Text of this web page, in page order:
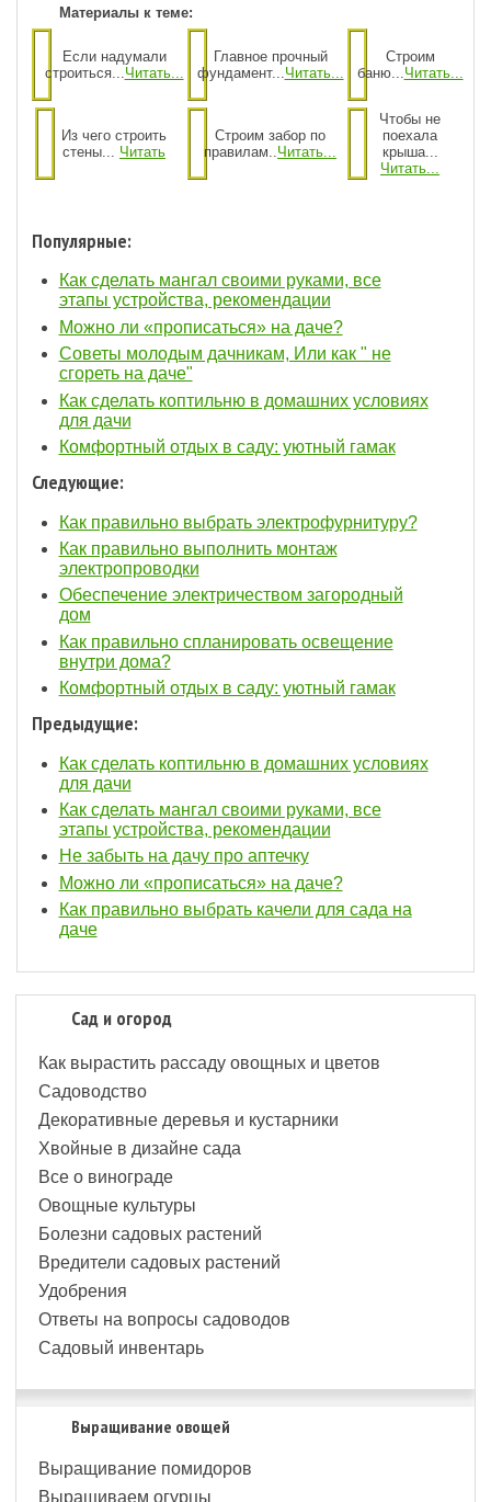
Материалы к теме:
Если надумали
строиться...Читать...
Главное прочный
фундамент...Читать...
Строим
баню...Читать...
Из чего строить
стены... Читать
Строим забор по
правилам..Читать...
Чтобы не
поехала
крыша...
Читать...
Популярные:
Как сделать мангал своими руками, все
этапы устройства, рекомендации
Можно ли «прописаться» на даче?
Советы молодым дачникам, Или как " не
сгореть на даче"
Как сделать коптильню в домашних условиях
для дачи
Комфортный отдых в саду: уютный гамак
Следующие:
Как правильно выбрать электрофурнитуру?
Как правильно выполнить монтаж
электропроводки
Обеспечение электричеством загородный
дом
Как правильно спланировать освещение
внутри дома?
Комфортный отдых в саду: уютный гамак
Предыдущие:
Как сделать коптильню в домашних условиях
для дачи
Как сделать мангал своими руками, все
этапы устройства, рекомендации
Не забыть на дачу про аптечку
Можно ли «прописаться» на даче?
Как правильно выбрать качели для сада на
даче
Сад и огород
Как вырастить рассаду овощных и цветов
Садоводство
Декоративные деревья и кустарники
Хвойные в дизайне сада
Все о винограде
Овощные культуры
Болезни садовых растений
Вредители садовых растений
Удобрения
Ответы на вопросы садоводов
Садовый инвентарь
Выращивание овощей
Выращивание помидоров
Выращиваем огурцы